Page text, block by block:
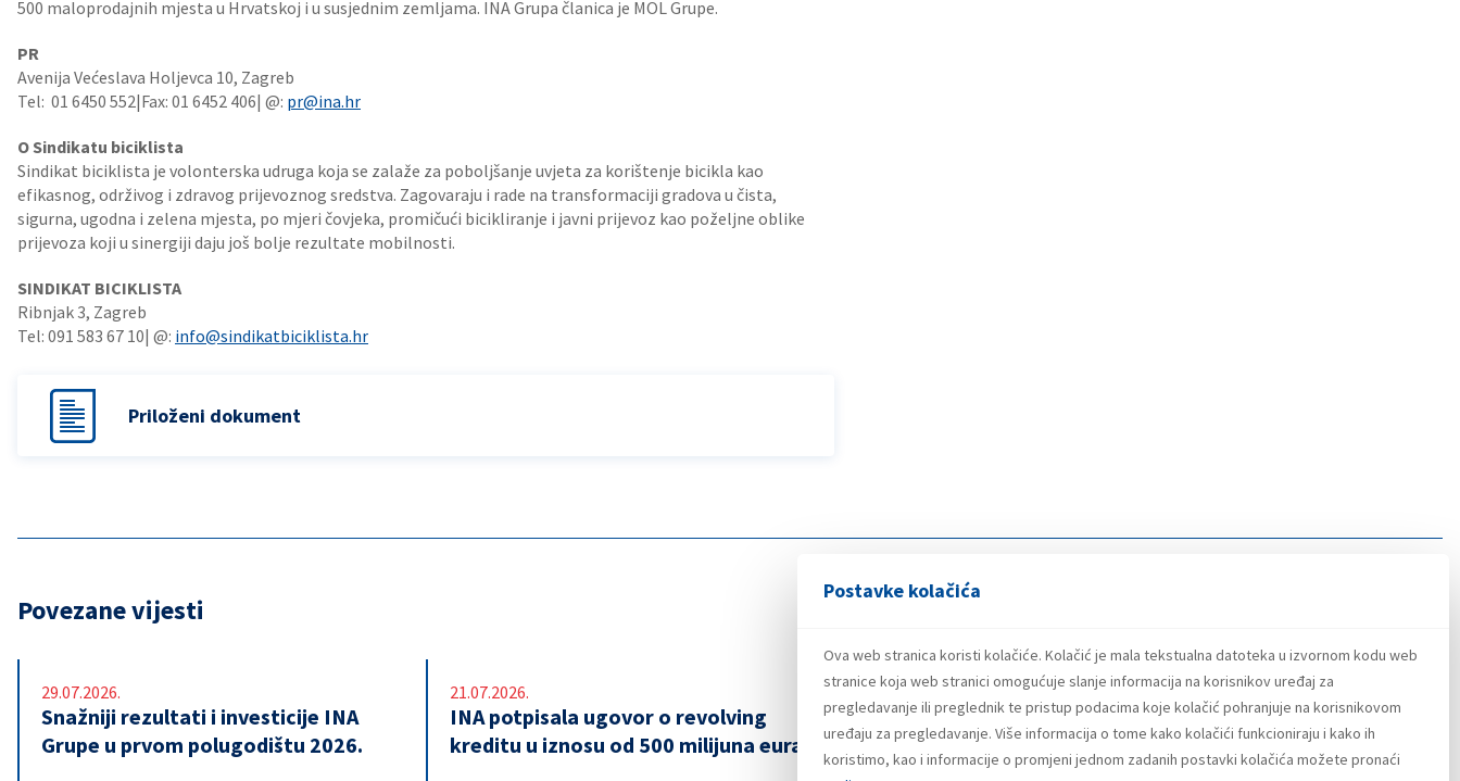
Postavke kolačića
Ova web stranica koristi kolačiće. Kolačić je mala tekstualna datoteka u izvornom kodu web
stranice koja web stranici omogućuje slanje informacija na korisnikov uređaj za
pregledavanje ili preglednik te pristup podacima koje kolačić pohranjuje na korisnikovom
uređaju za pregledavanje. Više informacija o tome kako kolačići funkcioniraju i kako ih
koristimo, kao i informacije o promjeni jednom zadanih postavki kolačića možete pronaći
500 maloprodajnih mjesta u Hrvatskoj i u susjednim zemljama. INA Grupa članica je MOL Grupe.
PR
Avenija Većeslava Holjevca 10, Zagreb
Tel: 01 6450 552|Fax: 01 6452 406| @: pr@ina.hr
O Sindikatu biciklista
Sindikat biciklista je volonterska udruga koja se zalaže za poboljšanje uvjeta za korištenje bicikla kao
efikasnog, održivog i zdravog prijevoznog sredstva. Zagovaraju i rade na transformaciji gradova u čista,
sigurna, ugodna i zelena mjesta, po mjeri čovjeka, promičući bicikliranje i javni prijevoz kao poželjne oblike
prijevoza koji u sinergiji daju još bolje rezultate mobilnosti.
SINDIKAT BICIKLISTA
Ribnjak 3, Zagreb
Tel: 091 583 67 10| @: info@sindikatbiciklista.hr
Priloženi dokument
Povezane vijesti
29.07.2026.
Snažniji rezultati i investicije INA
Grupe u prvom polugodištu 2026.
21.07.2026.
INA potpisala ugovor o revolving
kreditu u iznosu od 500 milijuna eura